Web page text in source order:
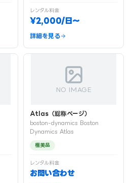
レンタル料金
¥2,000/日〜
詳細を見る
NO IMAGE
Atlas（総称ページ）
boston-dynamics Boston
Dynamics Atlas
極美品
レンタル料金
お問い合わせ